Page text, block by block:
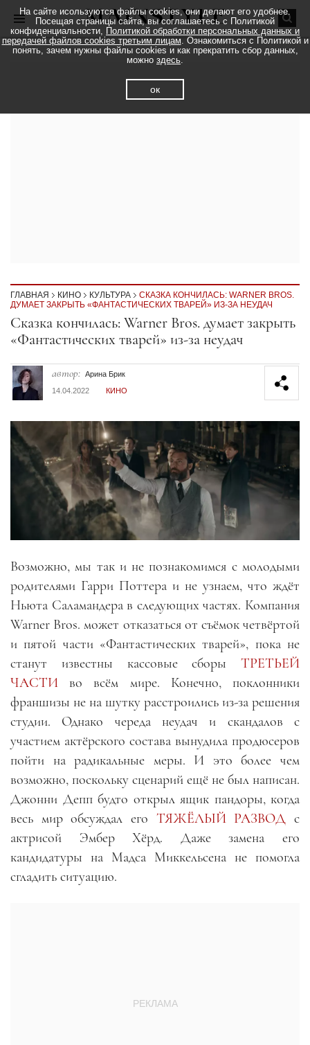
ГЛАВНАЯ КИНО КУЛЬТУРА
СКАЗКА КОНЧИЛАСЬ: WARNER BROS.
ДУМАЕТ ЗАКРЫТЬ «ФАНТАСТИЧЕСКИХ ТВАРЕЙ» ИЗ-ЗА НЕУДАЧ
Секция статей
Сказка кончилась: Warner Bros. думает закрыть
«Фантастических тварей» из-за неудач
автор: Арина Брик
14.04.2022
КИНО
Возможно, мы так и не познакомимся с молодыми
родителями Гарри Поттера и не узнаем, что ждёт
Ньюта Саламандера в следующих частях. Компания
Warner Bros. может отказаться от съёмок четвёртой
и пятой части «Фантастических тварей», пока не
станут известны кассовые сборы ТРЕТЬЕЙ
ЧАСТИ во всём мире. Конечно, поклонники
франшизы не на шутку расстроились из-за решения
студии. Однако череда неудач и скандалов с
участием актёрского состава вынудила продюсеров
пойти на радикальные меры. И это более чем
возможно, поскольку сценарий ещё не был написан.
Джонни Депп будто открыл ящик пандоры, когда
весь мир обсуждал его ТЯЖЁЛЫЙ РАЗВОД с
актрисой Эмбер Хёрд. Даже замена его
кандидатуры на Мадса Миккельсена не помогла
сгладить ситуацию.
На сайте исользуются файлы cookies, они делают его удобнее.
Посещая страницы сайта, вы соглашаетесь с Политикой
конфиденциальности, Политикой обработки персональных данных и
передачей файлов cookies третьим лицам. Ознакомиться с Политикой и
понять, зачем нужны файлы cookies и как прекратить сбор данных,
можно здесь.
ок